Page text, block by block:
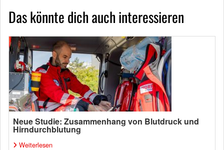
Das könnte dich auch interessieren
Neue Studie: Zusammenhang von Blutdruck und
Hirndurchblutung
Weiterlesen